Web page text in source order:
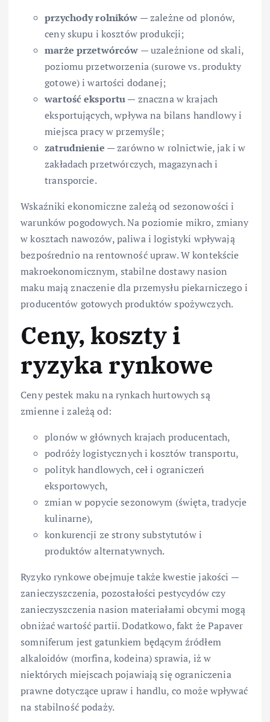
przychody rolników — zależne od plonów,
ceny skupu i kosztów produkcji;
marże przetwórców — uzależnione od skali,
poziomu przetworzenia (surowe vs. produkty
gotowe) i wartości dodanej;
wartość eksportu— znaczna w krajach
eksportujących, wpływa na bilans handlowy i
miejsca pracy w przemyśle;
zatrudnienie — zarówno w rolnictwie, jak i w
zakładach przetwórczych, magazynach i
transporcie.
Wskaźniki ekonomiczne zależą od sezonowości i
warunków pogodowych. Na poziomie mikro, zmiany
w kosztach nawozów, paliwa i logistyki wpływają
bezpośrednio na rentowność upraw. W kontekście
makroekonomicznym, stabilne dostawy nasion
maku mają znaczenie dla przemysłu piekarniczego i
producentów gotowych produktów spożywczych.
Ceny, koszty i
ryzyka rynkowe
Ceny pestek maku na rynkach hurtowych są
zmienne i zależą od:
plonów w głównych krajach producentach,
podróży logistycznych i kosztów transportu,
polityk handlowych, ceł i ograniczeń
eksportowych,
zmian w popycie sezonowym (święta, tradycje
kulinarne),
konkurencji ze strony substytutów i
produktów alternatywnych.
Ryzyko rynkowe obejmuje także kwestie jakości —
zanieczyszczenia, pozostałości pestycydów czy
zanieczyszczenia nasion materiałami obcymi mogą
obniżać wartość partii. Dodatkowo, fakt że Papaver
somniferum jest gatunkiem będącym źródłem
alkaloidów (morfina, kodeina) sprawia, iż w
niektórych miejscach pojawiają się ograniczenia
prawne dotyczące upraw i handlu, co może wpływać
na stabilność podaży.